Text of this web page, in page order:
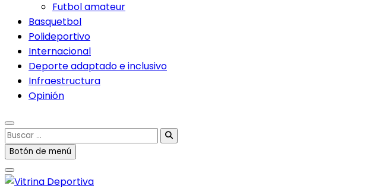
Futbol amateur
Basquetbol
Polideportivo
Internacional
Deporte adaptado e inclusivo
Infraestructura
Opinión
Buscar
…Botón de menú